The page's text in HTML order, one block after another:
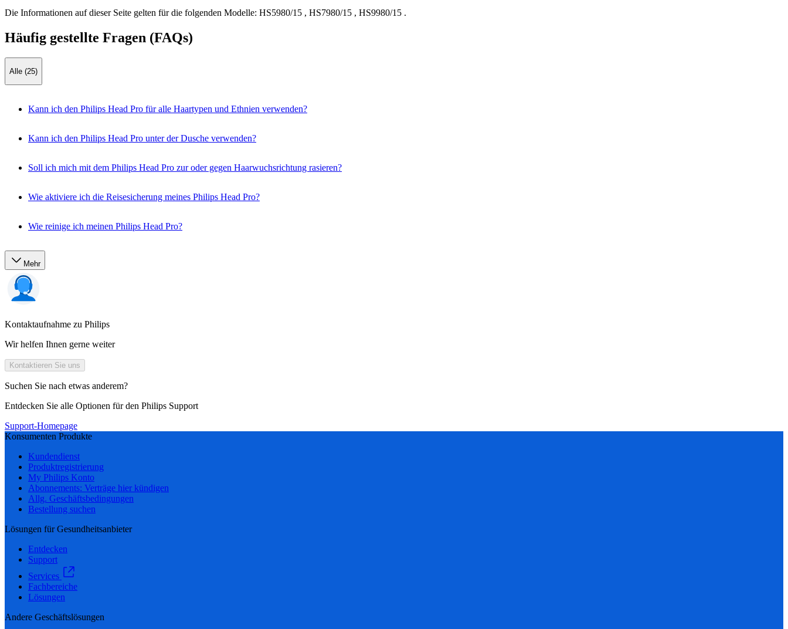
Die Informationen auf dieser Seite gelten für die folgenden Modelle: HS5980/15 , HS7980/15 , HS9980/15 .
Häufig gestellte Fragen (FAQs)
Alle (25)
Kann ich den Philips Head Pro für alle Haartypen und Ethnien verwenden?
Kann ich den Philips Head Pro unter der Dusche verwenden?
Soll ich mich mit dem Philips Head Pro zur oder gegen Haarwuchsrichtung rasieren?
Wie aktiviere ich die Reisesicherung meines Philips Head Pro?
Wie reinige ich meinen Philips Head Pro?
Mehr
Kontaktaufnahme zu Philips
Wir helfen Ihnen gerne weiter
Kontaktieren Sie uns
Suchen Sie nach etwas anderem?
Entdecken Sie alle Optionen für den Philips Support
Support-Homepage
Konsumenten Produkte
Kundendienst
Produktregistrierung
My Philips Konto
Abonnements: Verträge hier kündigen
Allg. Geschäftsbedingungen
Bestellung suchen
Lösungen für Gesundheitsanbieter
Entdecken
Support
Services
Fachbereiche
Lösungen
Andere Geschäftslösungen